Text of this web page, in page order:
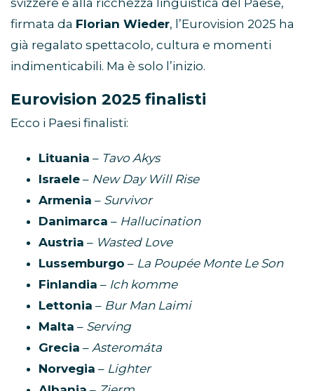
firmata da Florian Wieder, l’Eurovision 2025 ha
già regalato spettacolo, cultura e momenti
indimenticabili. Ma è solo l’inizio.
Eurovision 2025 finalisti
Ecco i Paesi finalisti:
Lituania – Tavo Akys
Israele – New Day Will Rise
Armenia – Survivor
Danimarca – Hallucination
Austria – Wasted Love
Lussemburgo – La Poupée Monte Le Son
Finlandia – Ich komme
Lettonia – Bur Man Laimi
Malta – Serving
Grecia – Asteromáta
Norvegia – Lighter